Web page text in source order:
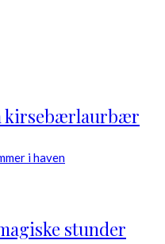
kirsebærlaurbær
stunder